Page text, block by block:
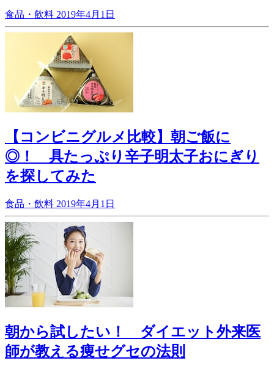
食品・飲料 2019年4月1日
【コンビニグルメ比較】朝ご飯に
◎！ 具たっぷり辛子明太子おにぎり
を探してみた
食品・飲料 2019年4月1日
朝から試したい！ ダイエット外来医
師が教える痩せグセの法則